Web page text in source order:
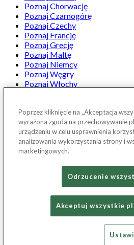
Poznaj Chorwację
Poznaj Czarnogórę
Poznaj Czechy
Poznaj Francję
Poznaj Grecję
Poznaj Maltę
Poznaj Niemcy
Poznaj Węgry
Poznaj Włochy
Rozmowy Travelist
W góry
Weekend w Polsce z
Zwiedzanie polski
instagram
Wszystkie prawa zastrzeżone ©
Poprzez kliknięcie na „Akceptacja
wyrażona zgoda na przechowywanie
urządzeniu w celu usprawnienia
analizowania wykorzystania strony i
marketingowych.
Odrzucenie
Akceptuj wszystkie